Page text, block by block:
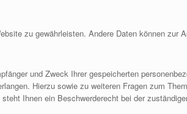
zu gewährleisten. Andere Daten können zur
und Zweck Ihrer gespeicherten
Hierzu sowie zu weiteren Fragen zum
Ihnen ein Beschwerderecht bei der